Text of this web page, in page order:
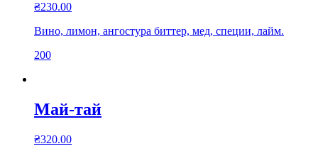
₴230.00
Вино, лимон, ангостура биттер, мед, специи, лайм.
200
Май-тай
₴320.00